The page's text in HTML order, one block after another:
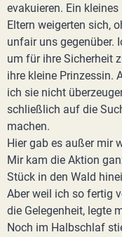
evakuieren. Ein
Eltern weigerten sich,
unfair uns gegenüber.
um für ihre Sicherheit
ihre kleine Prinzessin.
ich sie nicht
schließlich auf die
machen.
Hier gab es außer mir
Mir kam die Aktion
Stück in den Wald
Aber weil ich so fertig
die Gelegenheit, legte
Noch im Halbschlaf